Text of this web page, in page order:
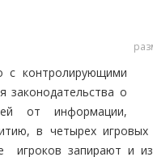
с контролирующими
законодательства о
от информации,
в четырех игровых
игроков запирают и